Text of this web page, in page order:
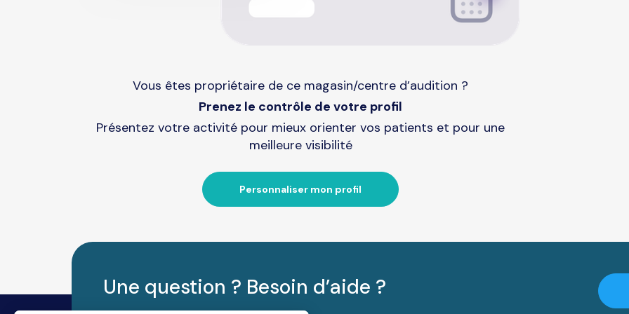
Vous êtes propriétaire de ce magasin/centre d’audition ?
Prenez le contrôle de votre profil
Présentez votre activité pour mieux orienter vos patients et pour une
meilleure visibilité
Personnaliser mon profil
Une question ? Besoin d’aide ?